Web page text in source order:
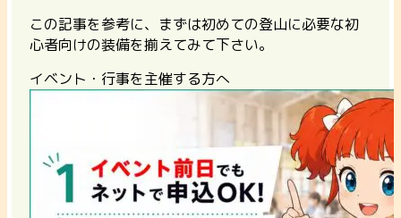
この記事を参考に、まずは初めての登山に必要な初
心者向けの装備を揃えてみて下さい。
イベント・行事を主催する方へ